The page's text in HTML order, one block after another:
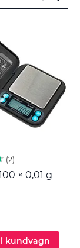
2
× 0,01 g
kundvagn